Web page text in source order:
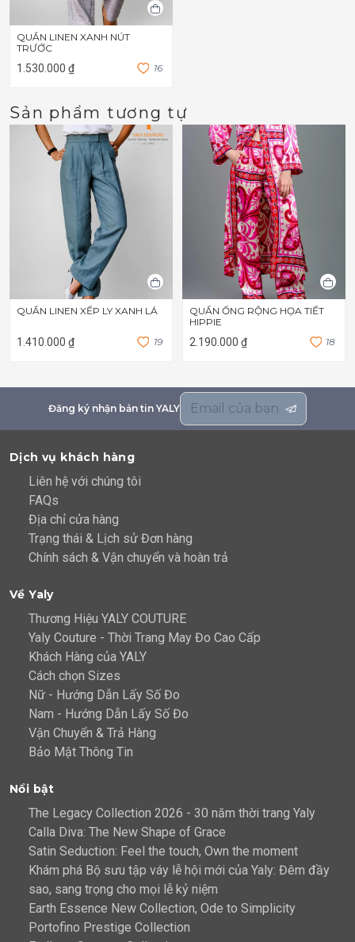
QUẦN LINEN XANH NÚT
TRƯỚC
1.530.000 ₫ 16
Sản phẩm tương tự
QUẦN LINEN XẾP LY XANH LÁ
1.410.000 ₫ 19
QUẦN ỐNG RỘNG HỌA TIẾT
HIPPIE
2.190.000 ₫ 18
Đăng ký nhận bản tin YALY
Dịch vụ khách hàng
Liên hệ với chúng tôi
FAQs
Địa chỉ cửa hàng
Trạng thái & Lịch sử Đơn hàng
Chính sách & Vận chuyển và hoàn trả
Về Yaly
Thương Hiệu YALY COUTURE
Yaly Couture - Thời Trang May Đo Cao Cấp
Khách Hàng của YALY
Cách chọn Sizes
Nữ - Hướng Dẫn Lấy Số Đo
Nam - Hướng Dẫn Lấy Số Đo
Vận Chuyển & Trả Hàng
Bảo Mật Thông Tin
Nổi bật
The Legacy Collection 2026 - 30 năm thời trang Yaly
Calla Diva: The New Shape of Grace
Satin Seduction: Feel the touch, Own the moment
Khám phá Bộ sưu tập váy lễ hội mới của Yaly: Đêm đầy
sao, sang trọng cho mọi lễ kỷ niệm
Earth Essence New Collection, Ode to Simplicity
Portofino Prestige Collection